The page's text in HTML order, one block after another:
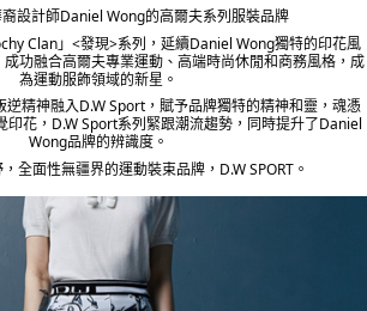
設計師Daniel Wong的高爾夫系列服裝品牌
Clan」<發現>系列，延續Daniel Wong獨特的印花風
功融合高爾夫專業運動、高端時尚休閒和商務風格，成
為運動服飾領域的新星。
精神融入D.W Sport，賦予品牌獨特的精神和靈，魂憑
印花，D.W Sport系列緊跟潮流趨勢，同時提升了Daniel
Wong品牌的辨識度。
全面性無疆界的運動裝束品牌，D.W SPORT。